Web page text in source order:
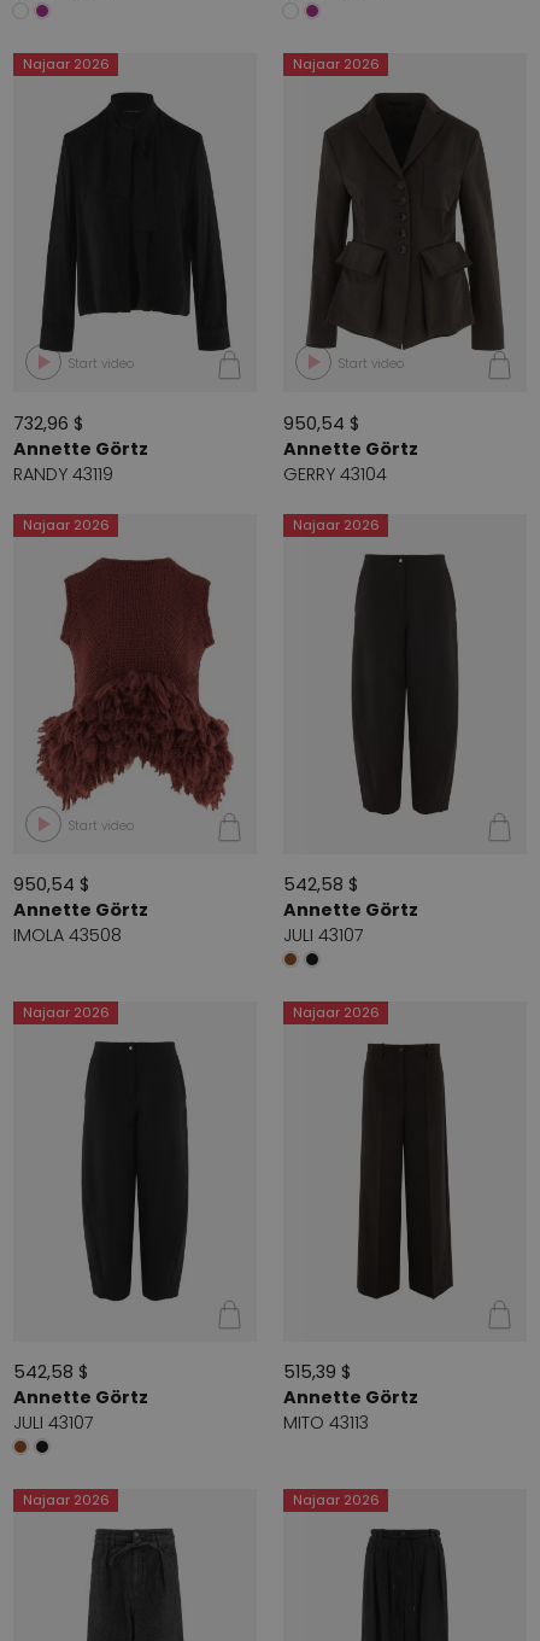
Najaar 2026
Start video
732,96 $
Annette Görtz
RANDY 43119
Najaar 2026
Start video
950,54 $
Annette Görtz
GERRY 43104
Najaar 2026
Start video
950,54 $
Annette Görtz
IMOLA 43508
Najaar 2026
542,58 $
Annette Görtz
JULI 43107
Najaar 2026
542,58 $
Annette Görtz
JULI 43107
Najaar 2026
515,39 $
Annette Görtz
MITO 43113
Najaar 2026 Najaar 2026